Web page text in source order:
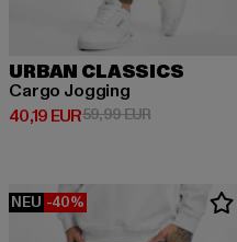
URBAN CLASSICS
Cargo Jogging
40,19 EUR
Derzeitiger Preis: 40,19 EUR
59,99 EUR
NEU -40%